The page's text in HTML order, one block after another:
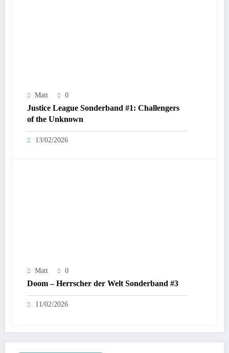
Matt 0
Justice League Sonderband #1: Challengers
of the Unknown
13/02/2026
Matt 0
Doom – Herrscher der Welt Sonderband #3
11/02/2026